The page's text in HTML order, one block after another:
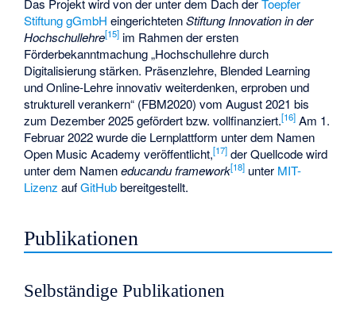
Das Projekt wird von der unter dem Dach derToepfer
Stiftung gGmbH eingerichtetenStiftung Innovation in der
Hochschullehre[15] im Rahmen der ersten
Förderbekanntmachung „Hochschullehre durch
Digitalisierung stärken. Präsenzlehre, Blended Learning
und Online-Lehre innovativ weiterdenken, erproben und
strukturell verankern“ (FBM2020) vom August 2021 bis
zum Dezember 2025 gefördert bzw. vollfinanziert.[16] Am 1.
Februar 2022 wurde die Lernplattform unter dem Namen
Open Music Academy veröffentlicht,[17] der Quellcode wird
unter dem Nameneducandu framework[18] unter MIT-
Lizenz aufGitHubbereitgestellt.
Publikationen
Selbständige Publikationen